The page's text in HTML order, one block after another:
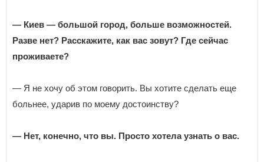
— Киев — большой город, больше возможностей.
Разве нет? Расскажите, как вас зовут? Где сейчас
проживаете?
— Я не хочу об этом говорить. Вы хотите сделать еще
больнее, ударив по моему достоинству?
— Нет, конечно, что вы. Просто хотела узнать о вас.